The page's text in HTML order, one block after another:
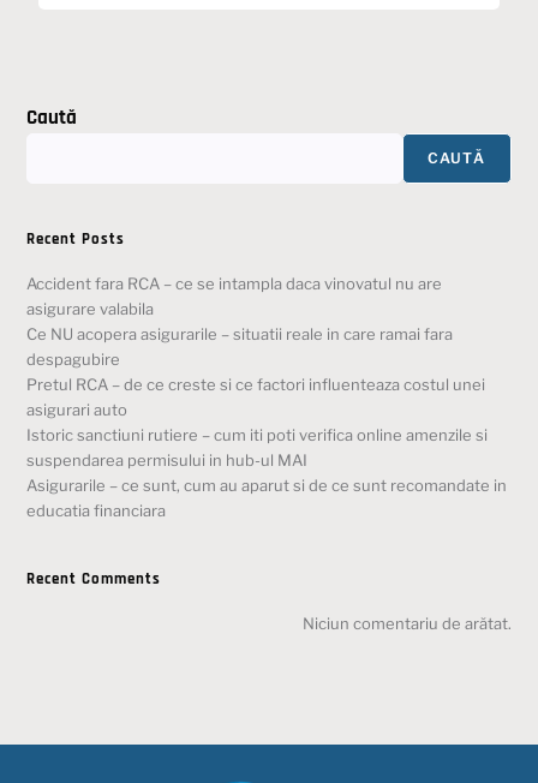
Caută
CAUTĂ
Recent Posts
Accident fara RCA – ce se intampla daca vinovatul nu are
asigurare valabila
Ce NU acopera asigurarile – situatii reale in care ramai fara
despagubire
Pretul RCA – de ce creste si ce factori influenteaza costul unei
asigurari auto
Istoric sanctiuni rutiere – cum iti poti verifica online amenzile si
suspendarea permisului in hub-ul MAI
Asigurarile – ce sunt, cum au aparut si de ce sunt recomandate in
educatia financiara
Recent Comments
Niciun comentariu de arătat.